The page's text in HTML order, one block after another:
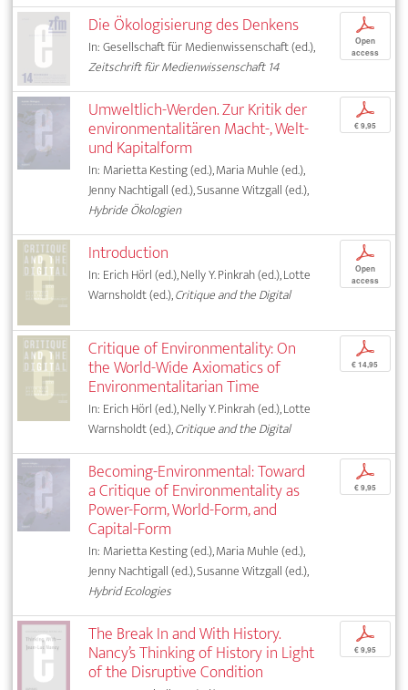
Die Ökologisierung des Denkens
In: Gesellschaft für Medienwissenschaft (ed.),
Zeitschrift für Medienwissenschaft 14
p
Open
access
Umweltlich-Werden. Zur Kritik der
environmentalitären Macht-, Welt-
und Kapitalform
In: Marietta Kesting (ed.), Maria Muhle (ed.),
Jenny Nachtigall (ed.), Susanne Witzgall (ed.),
Hybride Ökologien
p
€ 9,95
Introduction
In: Erich Hörl (ed.), Nelly Y. Pinkrah (ed.), Lotte
Warnsholdt (ed.),Critique and the Digital
p
Open
access
Critique of Environmentality: On
the World-Wide Axiomatics of
Environmentalitarian Time
In: Erich Hörl (ed.), Nelly Y. Pinkrah (ed.), Lotte
Warnsholdt (ed.),Critique and the Digital
p
€ 14,95
Becoming-Environmental: Toward
a Critique of Environmentality as
Power-Form, World-Form, and
Capital-Form
In: Marietta Kesting (ed.), Maria Muhle (ed.),
Jenny Nachtigall (ed.), Susanne Witzgall (ed.),
Hybrid Ecologies
p
€ 9,95
The Break In and With History.
Nancy’s Thinking of History in Light
of the Disruptive Condition
p
€ 9,95